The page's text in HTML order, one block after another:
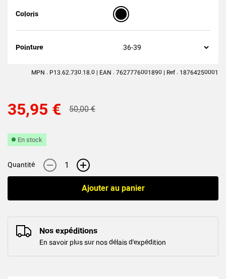
Coloris
Pointure
MPN : P13.62.730.18.0 | EAN : 7627776001890 | Ref : 18764250001
35,95 € 50,00 €
En stock
Quantité - +
Ajouter au panier
Nos expéditions
En savoir plus sur nos délais d'expédition